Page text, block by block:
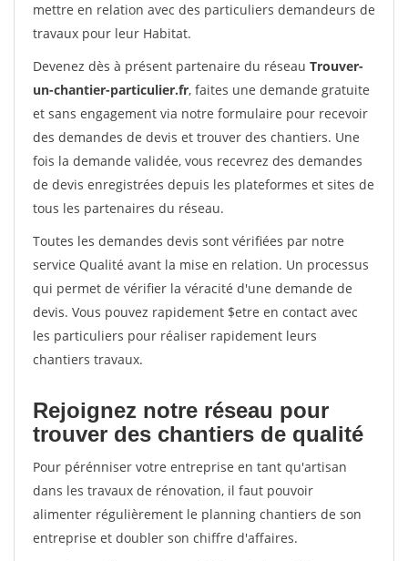
mettre en relation avec des particuliers demandeurs de
travaux pour leur Habitat.
Devenez dès à présent partenaire du réseau Trouver-
un-chantier-particulier.fr, faites une demande gratuite
et sans engagement via notre formulaire pour recevoir
des demandes de devis et trouver des chantiers. Une
fois la demande validée, vous recevrez des demandes
de devis enregistrées depuis les plateformes et sites de
tous les partenaires du réseau.
Toutes les demandes devis sont vérifiées par notre
service Qualité avant la mise en relation. Un processus
qui permet de vérifier la véracité d'une demande de
devis. Vous pouvez rapidement $etre en contact avec
les particuliers pour réaliser rapidement leurs
chantiers travaux.
Rejoignez notre réseau pour
trouver des chantiers de qualité
Pour pérénniser votre entreprise en tant qu'artisan
dans les travaux de rénovation, il faut pouvoir
alimenter régulièrement le planning chantiers de son
entreprise et doubler son chiffre d'affaires.